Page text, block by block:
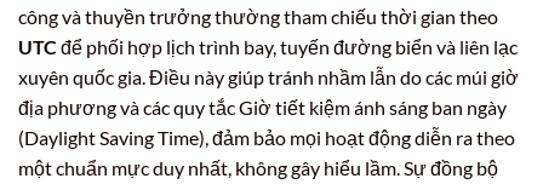
công và thuyền trưởng thường tham chiếu thời gian theo
UTCđể phối hợp lịch trình bay, tuyến đường biển và liên lạc
xuyên quốc gia. Điều này giúp tránh nhầm lẫn do các múi giờ
địa phương và các quy tắc Giờ tiết kiệm ánh sáng ban ngày
(Daylight Saving Time), đảm bảo mọi hoạt động diễn ra theo
một chuẩn mực duy nhất, không gây hiểu lầm. Sự đồng bộ